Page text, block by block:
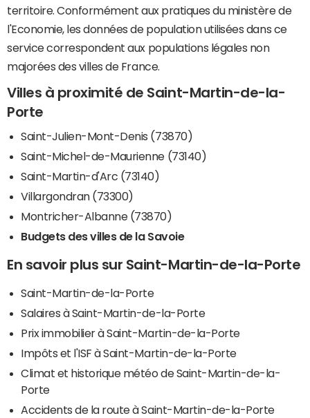
territoire. Conformément aux pratiques du ministère de
l'Economie, les données de population utilisées dans ce
service correspondent aux populations légales non
majorées des villes de France.
Villes à proximité de Saint-Martin-de-la-
Porte
Saint-Julien-Mont-Denis (73870)
Saint-Michel-de-Maurienne (73140)
Saint-Martin-d'Arc (73140)
Villargondran (73300)
Montricher-Albanne (73870)
Budgets des villes de la Savoie
En savoir plus sur Saint-Martin-de-la-Porte
Saint-Martin-de-la-Porte
Salaires à Saint-Martin-de-la-Porte
Prix immobilier à Saint-Martin-de-la-Porte
Impôts et l'ISF à Saint-Martin-de-la-Porte
Climat et historique météo de Saint-Martin-de-la-
Porte
Accidents de la route à Saint-Martin-de-la-Porte